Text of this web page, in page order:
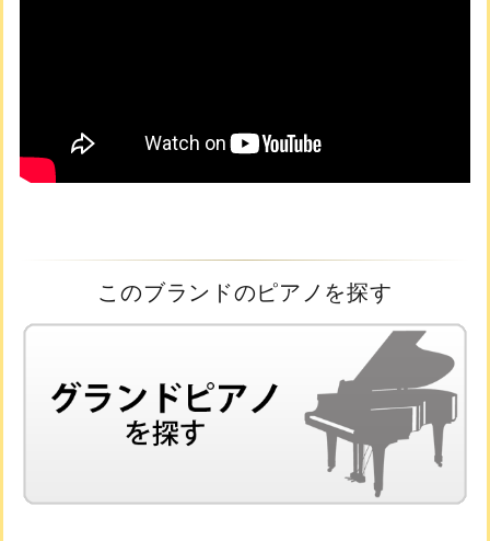
このブランドのピアノを探す